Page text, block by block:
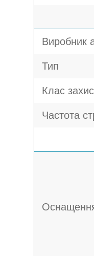
Виробник
Тип
Клас
Частота